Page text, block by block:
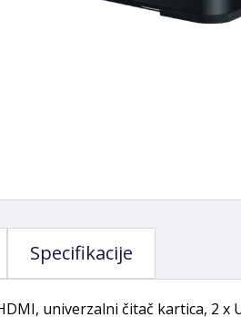
Specifikacije
univerzalni čitač kartica, 2 x